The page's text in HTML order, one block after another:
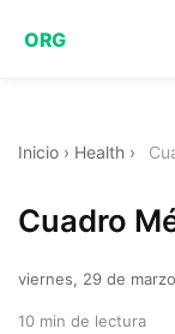
ORG
Inicio › Health ›
Cuadro
viernes, 29 de
10 min de lectura